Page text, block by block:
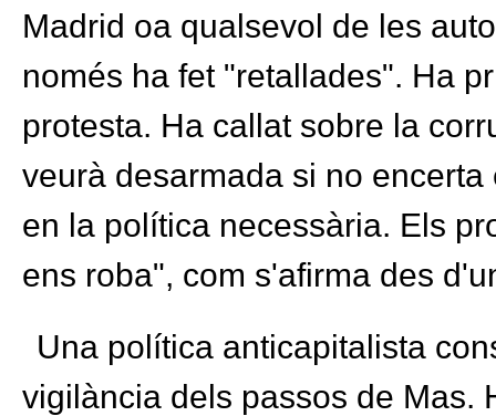
Madrid oa qualsevol de les
només ha fet "retallades". Ha
protesta. Ha callat sobre la
veurà desarmada si no
en la política necessària. Els
ens roba", com s'afirma des
Una política anticapitalista
vigilància dels passos de Mas.